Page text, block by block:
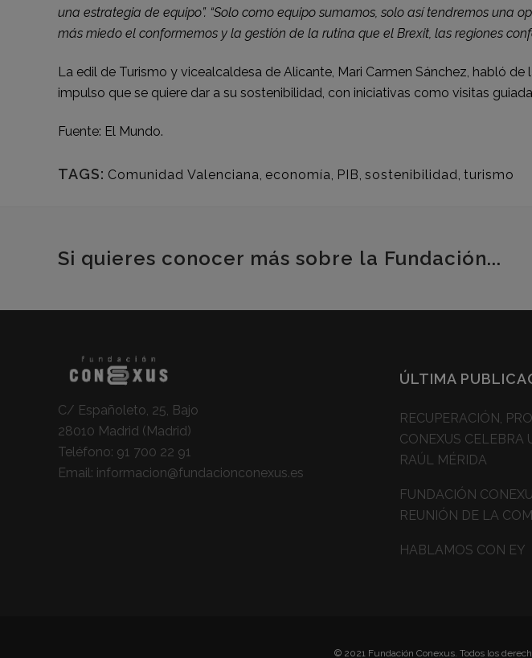
una estrategia de equipo”. “Solo como equipo sumamos, solo así tendremos una
más miedo el conformemos y la gestión de la rutina que el Brexit, las regiones
La edil de Turismo y vicealcaldesa de Alicante, Mari Carmen Sánchez, habló
impulso que se quiere dar a su sostenibilidad, con iniciativas como visitas
Fuente: El Mundo.
TAGS: Comunidad Valenciana, economía, PIB, sostenibilidad, turismo
Si quieres conocer más sobre la Fundación...
C/ Españoleto, 25, Bajo
28010 Madrid (Madrid)
Teléfono: 91 700 22 91
Email: informacion@fundacionconexus.es
ÚLTIMA
RECUPERACIÓN,
CONEXUS CELEBRA
RAÚL MÉRIDA
FUNDACIÓN
REUNIÓN DE LA
HABLAMOS CON EY
© 2021 Fundación Conexus. Todos los